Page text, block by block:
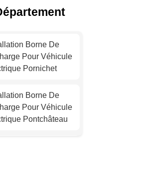
Borne De
Pour Véhicule
Pornichet
Borne De
Pour Véhicule
Pontchâteau